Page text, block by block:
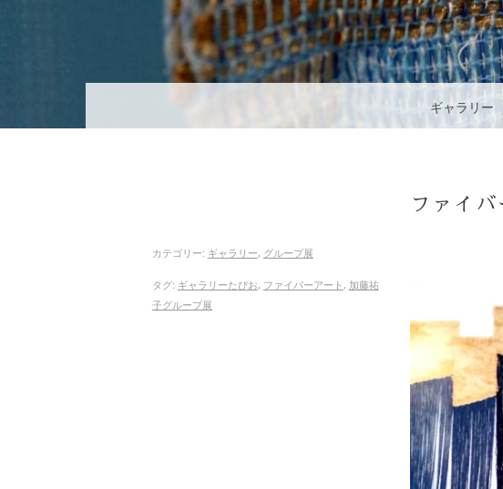
ギャラリー
ファイ
カテゴリー: ギャラリー, グループ展
タグ: ギャラリーたぴお, ファイバーアート , 加藤祐
子グループ展